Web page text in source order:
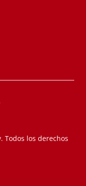
Todos los derechos